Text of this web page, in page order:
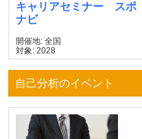
キャリアセミナー スポ
ナビ
開催地: 全国
対象: 2028
自己分析のイベント